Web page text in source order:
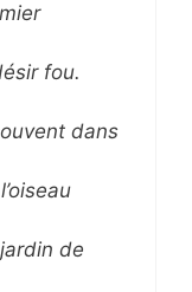
fou.
dans
de